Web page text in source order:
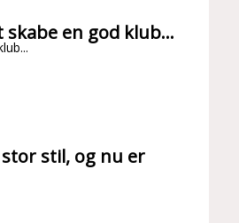
skabe en god klub...
stil, og nu er